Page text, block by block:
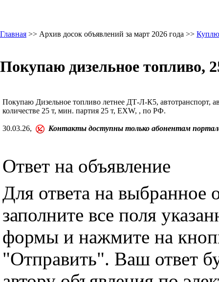
Главная >> Архив досок объявлений за март 2026 года >>
Покупаю дизельное топливо,
Покупаю Дизельное топливо летнее ДТ-Л-К5, автотранспорт,
количестве 25 т, мин. партия 25 т, EXW, , по РФ.
30.03.26, Контакты доступны только абонентам
Ответ на объявление
Для ответа на выбранное
заполните все поля
формы и нажмите на
"Отправить". Ваш ответ